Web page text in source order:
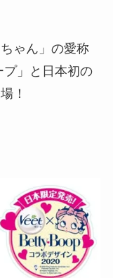
ゃん」の愛称
プ」と日本初の
！